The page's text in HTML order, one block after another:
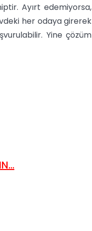
Ayırt edemiyorsa,
her odaya girerek
Yine çözüm